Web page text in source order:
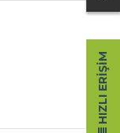
HIZLI ERIŞIM